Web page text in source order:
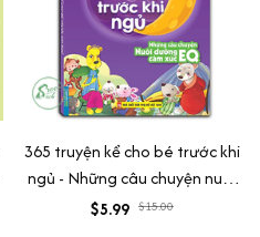
365 truyện kể cho bé trước khi
ngủ - Những câu chuyện nuôi
dưỡng cảm xúc EQ (2-12 tuổi)
$5.99 $15.00